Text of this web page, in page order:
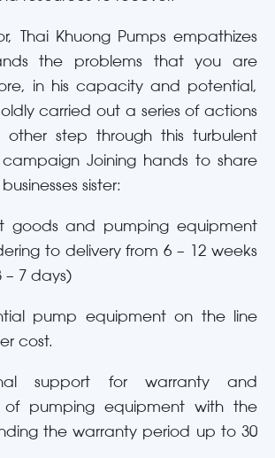
Thai Khuong Pumps empathizes
the problems that you are
in his capacity and potential,
carried out a series of actions
step through this turbulent
Joining hands to share
sister:
goods and pumping equipment
to delivery from 6 – 12 weeks
– 7 days)
pump equipment on the line
cost.
support for warranty and
of pumping equipment with the
the warranty period up to 30